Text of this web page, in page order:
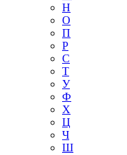
Н
О
П
Р
С
Т
У
Ф
Х
Ц
Ч
Ш